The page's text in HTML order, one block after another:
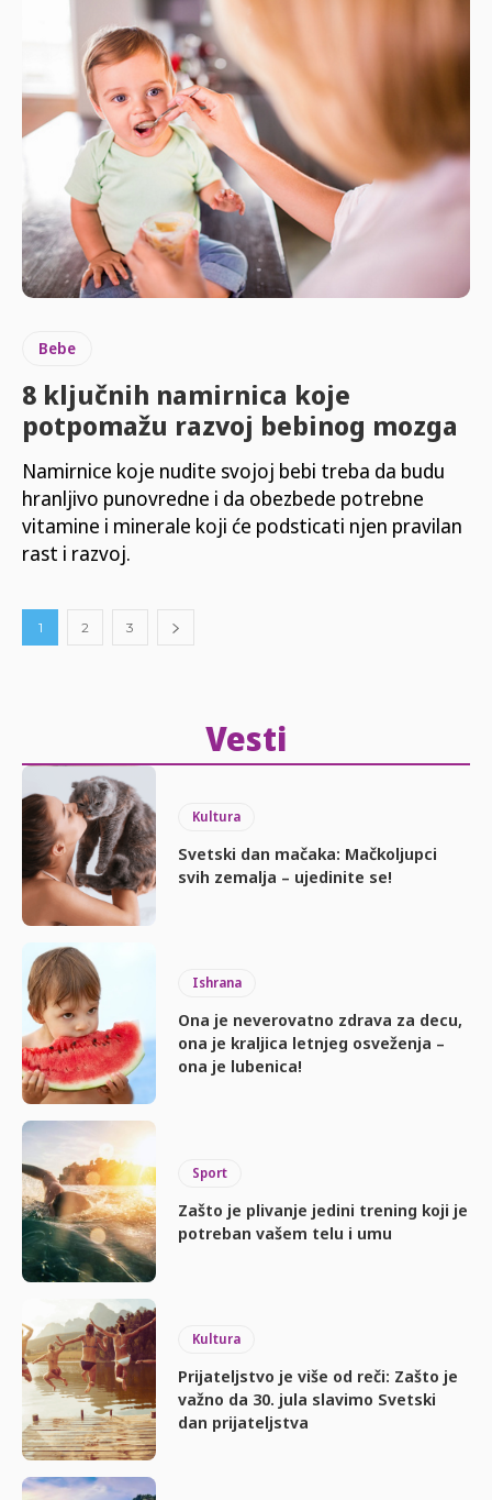
Bebe
8 ključnih namirnica koje
potpomažu razvoj bebinog mozga
Namirnice koje nudite svojoj bebi treba da budu
hranljivo punovredne i da obezbede potrebne
vitamine i minerale koji će podsticati njen pravilan
rast i razvoj.
1 2 3
Vesti
Kultura
Svetski dan mačaka: Mačkoljupci
svih zemalja – ujedinite se!
Ishrana
Ona je neverovatno zdrava za decu,
ona je kraljica letnjeg osveženja –
ona je lubenica!
Sport
Zašto je plivanje jedini trening koji je
potreban vašem telu i umu
Kultura
Prijateljstvo je više od reči: Zašto je
važno da 30. jula slavimo Svetski
dan prijateljstva